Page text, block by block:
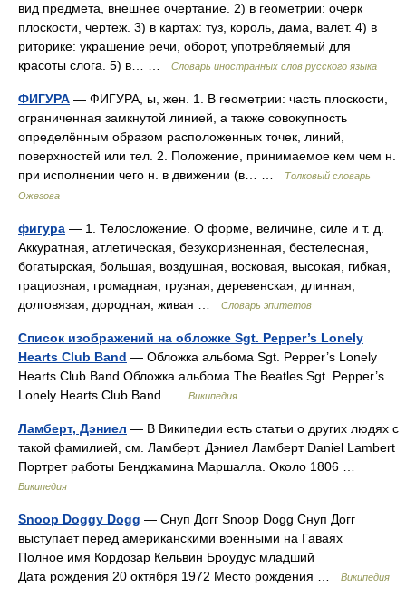
вид предмета, внешнее очертание. 2) в геометрии: очерк
плоскости, чертеж. 3) в картах: туз, король, дама, валет. 4) в
риторике: украшение речи, оборот, употребляемый для
красоты слога. 5) в… …
Словарь иностранных слов русского языка
ФИГУРА — ФИГУРА, ы, жен. 1. В геометрии: часть плоскости,
ограниченная замкнутой линией, а также совокупность
определённым образом расположенных точек, линий,
поверхностей или тел. 2. Положение, принимаемое кем чем н.
при исполнении чего н. в движении (в… …
Толковый словарь
Ожегова
фигура — 1. Телосложение. О форме, величине, силе и т. д.
Аккуратная, атлетическая, безукоризненная, бестелесная,
богатырская, большая, воздушная, восковая, высокая, гибкая,
грациозная, громадная, грузная, деревенская, длинная,
долговязая, дородная, живая …
Словарь эпитетов
Список изображений на обложке Sgt. Pepper’s Lonely
Hearts Club Band — Обложка альбома Sgt. Pepper’s Lonely
Hearts Club Band Обложка альбома The Beatles Sgt. Pepper’s
Lonely Hearts Club Band …
Википедия
Ламберт, Дэниел — В Википедии есть статьи о других людях с
такой фамилией, см. Ламберт. Дэниел Ламберт Daniel Lambert
Портрет работы Бенджамина Маршалла. Около 1806 …
Википедия
Snoop Doggy Dogg — Снуп Догг Snoop Dogg Снуп Догг
выступает перед американскими военными на Гаваях
Полное имя Кордозар Кельвин Броудус младший
Дата рождения 20 октября 1972 Место рождения …
Википедия